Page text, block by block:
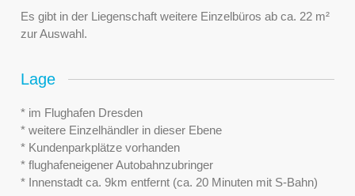
Es gibt in der Liegenschaft weitere Einzelbüros ab ca. 22 m²
zur Auswahl.
Lage
* im Flughafen Dresden
* weitere Einzelhändler in dieser Ebene
* Kundenparkplätze vorhanden
* flughafeneigener Autobahnzubringer
* Innenstadt ca. 9km entfernt (ca. 20 Minuten mit S-Bahn)